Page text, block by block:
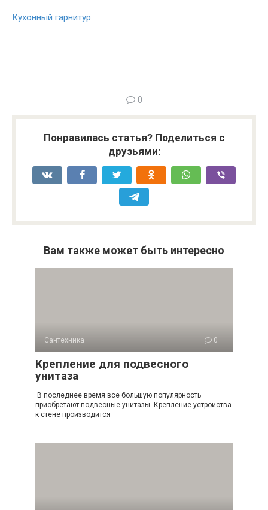
Кухонный гарнитур
0
Понравилась статья? Поделиться с
друзьями:
Вам также может быть интересно
Сантехника 0
Крепление для подвесного
унитаза
В последнее время все большую популярность
приобретают подвесные унитазы. Крепление устройства
к стене производится